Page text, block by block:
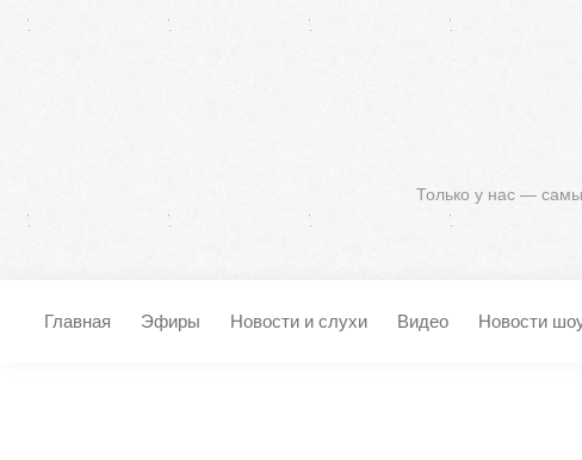
Только у нас —
Главная Эфиры Новости и слухи Видео Новости